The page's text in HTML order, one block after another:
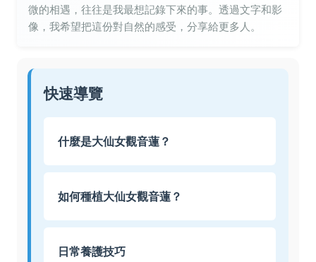
微的相遇，往往是我最想記錄下來的事。透過文字和影
像，我希望把這份對自然的感受，分享給更多人。
快速導覽
什麼是大仙女觀音蓮？
如何種植大仙女觀音蓮？
日常養護技巧